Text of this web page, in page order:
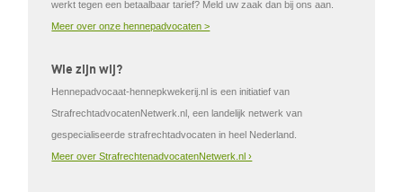
werkt tegen een betaalbaar tarief? Meld uw zaak dan bij ons aan.
Meer over onze hennepadvocaten >
Wie zijn wij?
Hennepadvocaat-hennepkwekerij.nl is een initiatief van
StrafrechtadvocatenNetwerk.nl, een landelijk netwerk van
gespecialiseerde strafrechtadvocaten in heel Nederland.
Meer over StrafrechtenadvocatenNetwerk.nl ›